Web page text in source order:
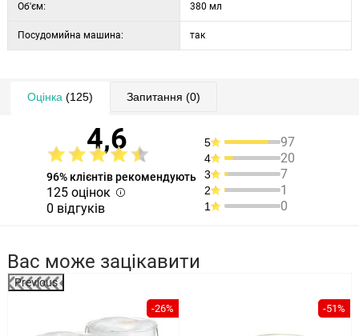
Об'єм: 380 мл
Посудомийна машина: так
Оцінка (125) Запитання (0)
4,6
96% клієнтів рекомендують
125 оцінок
0 відгуків
5 97
4 20
3 7
2 1
1 0
Вас може зацікавити
Previous
-26% -51%